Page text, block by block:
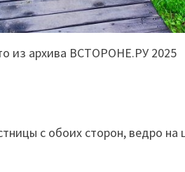
из архива ВСТОРОНЕ.РУ 2025
с обоих сторон, ведро